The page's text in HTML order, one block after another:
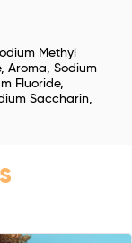
Methyl
Aroma, Sodium
Fluoride,
Saccharin,